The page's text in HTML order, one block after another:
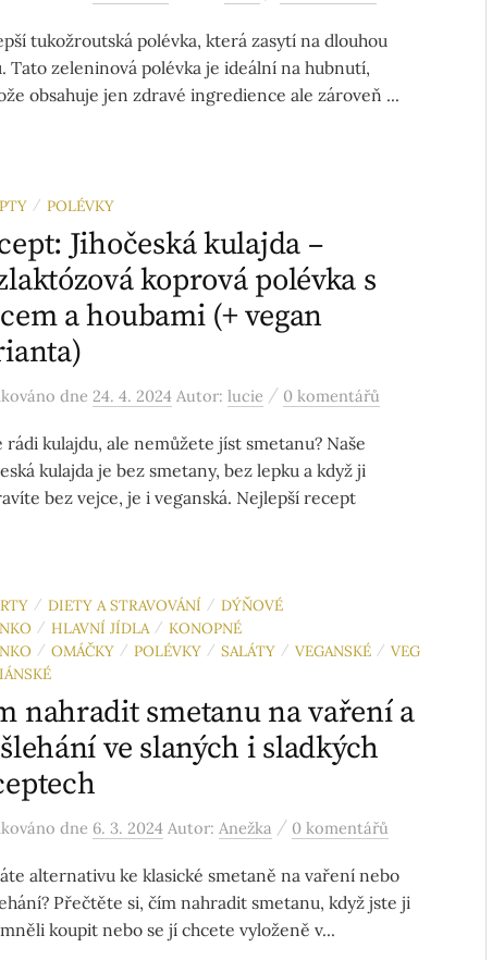
tukožroutská polévka, která zasytí na dlouhou
Tato zeleninová polévka je ideální na hubnutí,
obsahuje jen zdravé ingredience ale zároveň ...
/ POLÉVKY
Jihočeská kulajda –
koprová polévka s
a houbami (+ vegan
dne 24. 4. 2024 Autor: lucie / 0 komentářů
rádi kulajdu, ale nemůžete jíst smetanu? Naše
kulajda je bez smetany, bez lepku a když ji
bez vejce, je i veganská. Nejlepší recept
/ DIETY A STRAVOVÁNÍ / DÝŇOVÉ
/ HLAVNÍ JÍDLA / KONOPNÉ
/ OMÁČKY / POLÉVKY / SALÁTY / VEGANSKÉ / VEG
nahradit smetanu na vaření a
ve slaných i sladkých
dne 6. 3. 2024 Autor: Anežka / 0 komentářů
alternativu ke klasické smetaně na vaření nebo
Přečtěte si, čím nahradit smetanu, když jste ji
koupit nebo se jí chcete vyloženě v...